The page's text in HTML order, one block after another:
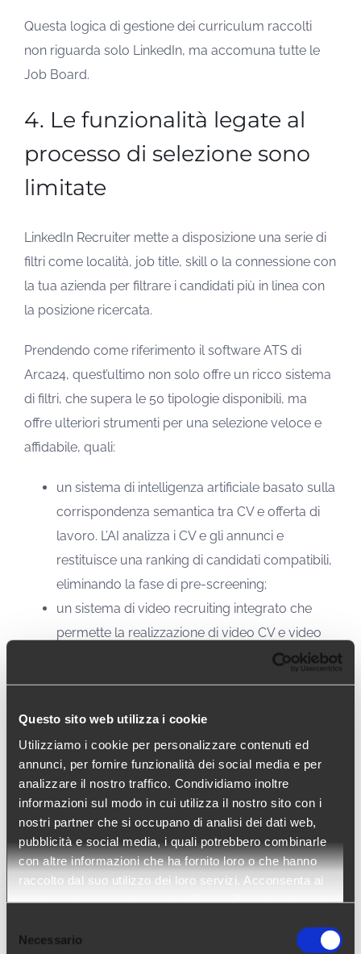
Questo sito web utilizza i cookie
Utilizziamo i cookie per personalizzare contenuti ed
annunci, per fornire funzionalità dei social media e per
analizzare il nostro traffico. Condividiamo inoltre
informazioni sul modo in cui utilizza il nostro sito con i
nostri partner che si occupano di analisi dei dati web,
pubblicità e social media, i quali potrebbero combinarle
con altre informazioni che ha fornito loro o che hanno
raccolto dal suo utilizzo dei loro servizi. Acconsenta ai
nostri cookie se continua ad utilizzare il nostro sito web.
delNecessario
Questa logica di gestione dei curriculum raccolti
non riguarda solo LinkedIn, ma accomuna tutte le
Job Board.
4. Le funzionalità legate al
processo di selezione sono
limitate
LinkedIn Recruiter mette a disposizione una serie di
filtri come località, job title, skill o la connessione con
la tua azienda per filtrare i candidati più in linea con
la posizione ricercata.
Prendendo come riferimento il software ATS di
Arca24, quest’ultimo non solo offre un ricco sistema
di filtri, che supera le 50 tipologie disponibili, ma
offre ulteriori strumenti per una selezione veloce e
affidabile, quali:
un sistema di intelligenza artificiale basato sulla
corrispondenza semantica tra CV e offerta di
lavoro. L’AI analizza i CV e gli annunci e
restituisce una ranking di candidati compatibili,
eliminando la fase di pre-screening;
un sistema di video recruiting integrato che
permette la realizzazione di video CV e video
colloqui automatizzati, in differita e in real-time;
test adattivi a difficoltà incrementale che
e contabilità) dei candidati;
test psicometrici per stilare un profilo preciso
delle capacità, delle competenze e dello stile
psicologico del candidato nell’ambiente
lavorativo.
Conclusione:
Ormai da tempo, stiamo assistendo al graduale